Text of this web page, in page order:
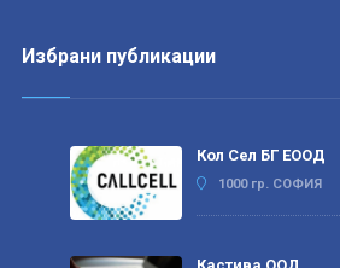
Избрани публикации
Кол Сел БГ ЕООД
1000 гр. СОФИЯ